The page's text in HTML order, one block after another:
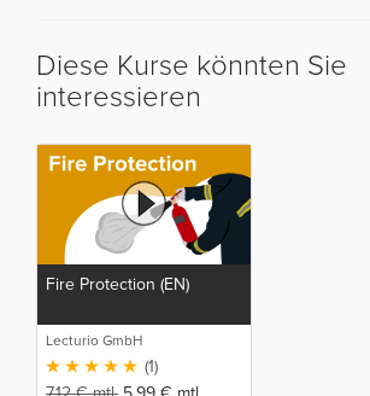
Diese Kurse könnten Sie
interessieren
Fire Protection (EN)
Lecturio GmbH
(1)